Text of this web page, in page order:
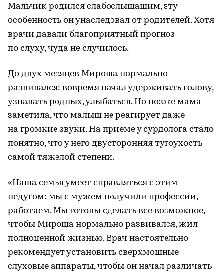
Мальчик родился слабослышащим, эту
особенность он унаследовал от родителей. Хотя
врачи давали благоприятный прогноз
по слуху, чуда не случилось.
До двух месяцев Мироша нормально
развивался: вовремя начал удерживать голову,
узнавать родных, улыбаться. Но позже мама
заметила, что малыш не реагирует даже
на громкие звуки. На приеме у сурдолога стало
понятно, что у него двусторонняя тугоухость
самой тяжелой степени.
«Наша семья умеет справляться с этим
недугом: мы с мужем получили профессии,
работаем. Мы готовы сделать все возможное,
чтобы Мироша нормально развивался, жил
полноценной жизнью. Врач настоятельно
рекомендует установить сверхмощные
слуховые аппараты, чтобы он начал различать